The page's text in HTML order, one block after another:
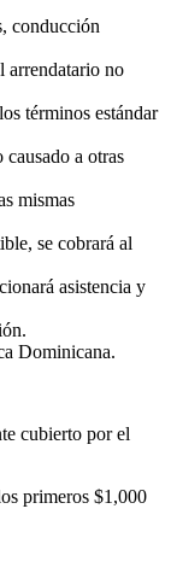
conducción
arrendatario no
términos estándar
a otras
mismas
se cobrará al
asistencia y
Dominicana.
cubierto por el
primeros $1,000